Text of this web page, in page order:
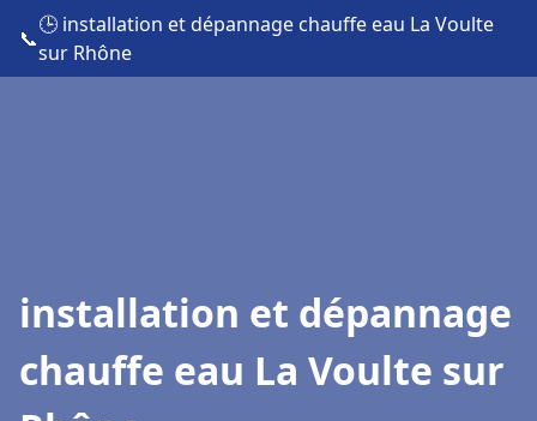
📞
🕒 installation et dépannage chauffe eau La Voulte
sur Rhône
installation et dépannage
chauffe eau La Voulte sur